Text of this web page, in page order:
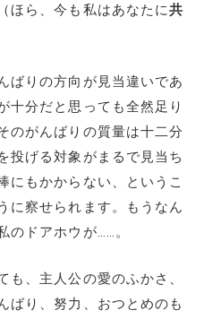
ら、今も私はあなたに共
ばりの方向が見当違いであ
十分だと思っても全然足り
のがんばりの質量は十二分
投げる対象がまるで見当ち
にもかからない、というこ
に察せられます。もうなん
のドアホウが……。
も、主人公の愛のふかさ、
ばり、努力、おつとめのも